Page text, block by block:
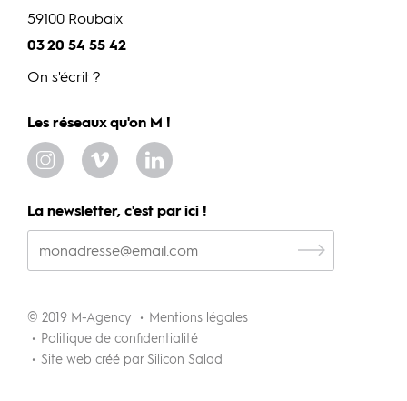
59100 Roubaix
03 20 54 55 42
On s'écrit ?
Les réseaux qu'on M !
La newsletter, c'est par ici !
© 2019 M-Agency
Mentions légales
Politique de confidentialité
Site web créé par Silicon Salad